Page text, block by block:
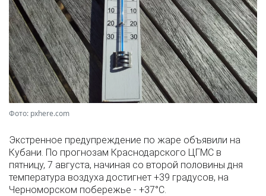
Фото: pxhere.com
Экстренное предупреждение по жаре объявили на
Кубани. По прогнозам Краснодарского ЦГМС в
пятницу, 7 августа, начиная со второй половины дня
температура воздуха достигнет +39 градусов, на
Черноморском побережье - +37°­С.